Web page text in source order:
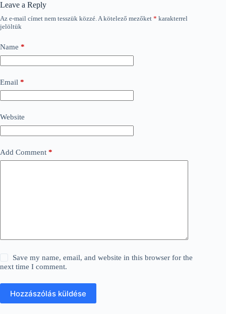
Leave a Reply
Az e-mail címet nem tesszük közzé.A kötelező mezőket * karakterrel
jelöltük
Name *
Email *
Website
Add Comment *
Save my name, email, and website in this browser for the
next time I comment.
Hozzászólás küldése